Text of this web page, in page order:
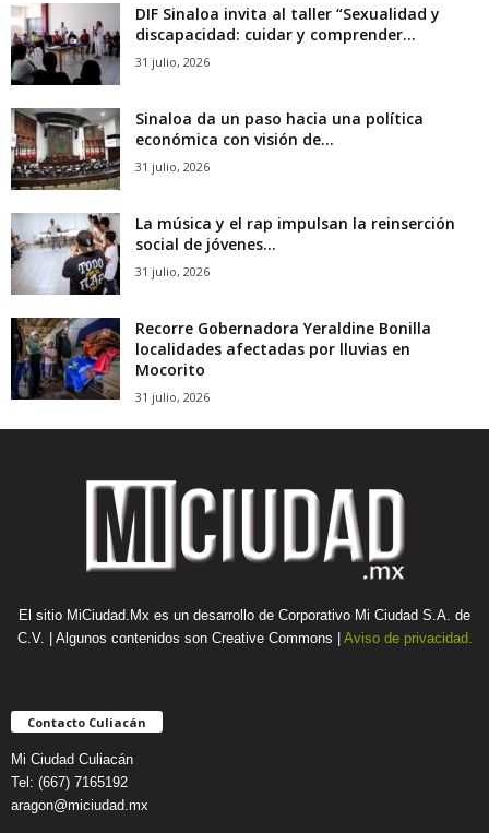
DIF Sinaloa invita al taller “Sexualidad y
discapacidad: cuidar y comprender...
31 julio, 2026
Sinaloa da un paso hacia una política
económica con visión de...
31 julio, 2026
La música y el rap impulsan la reinserción
social de jóvenes...
31 julio, 2026
Recorre Gobernadora Yeraldine Bonilla
localidades afectadas por lluvias en
Mocorito
31 julio, 2026
El sitio MiCiudad.Mx es un desarrollo de Corporativo Mi Ciudad S.A. de
C.V. | Algunos contenidos son Creative Commons | Aviso de privacidad.
Contacto Culiacán
Mi Ciudad Culiacán
Tel: (667) 7165192
aragon@miciudad.mx